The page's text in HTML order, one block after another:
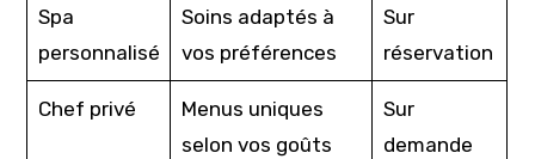
Spa
personnalisé
Soins adaptés à
vos préférences
Sur
réservation
Chef privé
Menus uniques
selon vos goûts
Sur
demande